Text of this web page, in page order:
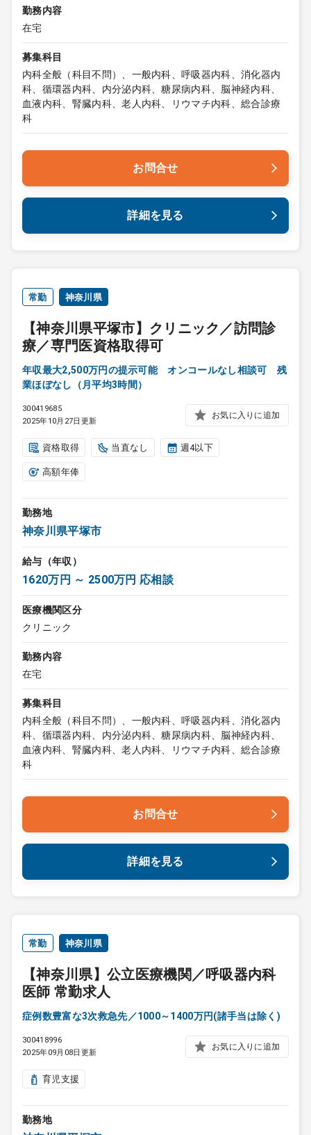
勤務内容
在宅
募集科目
内科全般（科目不問）、一般内科、呼吸器内科、消化器内
科、循環器内科、内分泌内科、糖尿病内科、脳神経内科、
血液内科、腎臓内科、老人内科、リウマチ内科、総合診療
科
お問合せ
詳細を見る
常勤 神奈川県
【神奈川県平塚市】クリニック／訪問診
療／専門医資格取得可
年収最大2,500万円の提示可能 オンコールなし相談可 残
業ほぼなし（月平均3時間）
300419685
2025年10月27日更新
お気に入りに追加
資格取得 当直なし 週4以下
高額年俸
勤務地
神奈川県平塚市
給与（年収）
1620万円 ～ 2500万円 応相談
医療機関区分
クリニック
勤務内容
在宅
募集科目
内科全般（科目不問）、一般内科、呼吸器内科、消化器内
科、循環器内科、内分泌内科、糖尿病内科、脳神経内科、
血液内科、腎臓内科、老人内科、リウマチ内科、総合診療
科
お問合せ
詳細を見る
常勤 神奈川県
【神奈川県】公立医療機関／呼吸器内科
医師 常勤求人
症例数豊富な3次救急先／1000～1400万円(諸手当は除く)
300418996
2025年09月08日更新
お気に入りに追加
育児支援
勤務地